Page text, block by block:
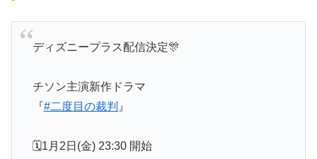
ディズニープラス配信決定🎊
チソン主演新作ドラマ
『 #二度目の裁判 』
🗓️1月2日(金) 23:30 開始